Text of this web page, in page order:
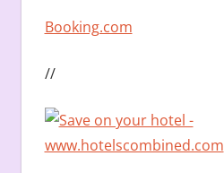
Booking.com
//